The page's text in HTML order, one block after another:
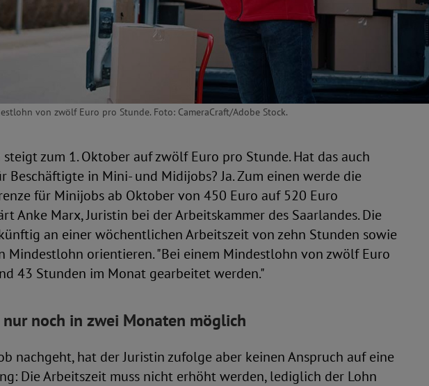
von zwölf Euro pro Stunde. Foto: CameraCraft/Adobe Stock.
zum 1. Oktober auf zwölf Euro pro Stunde. Hat das auch
Beschäftigte in Mini- und Midijobs? Ja. Zum einen werde die
für Minijobs ab Oktober von 450 Euro auf 520 Euro
Anke Marx, Juristin bei der Arbeitskammer des Saarlandes. Die
an einer wöchentlichen Arbeitszeit von zehn Stunden sowie
Mindestlohn orientieren. "Bei einem Mindestlohn von zwölf Euro
43 Stunden im Monat gearbeitet werden."
noch in zwei Monaten möglich
nachgeht, hat der Juristin zufolge aber keinen Anspruch auf eine
Die Arbeitszeit muss nicht erhöht werden, lediglich der Lohn